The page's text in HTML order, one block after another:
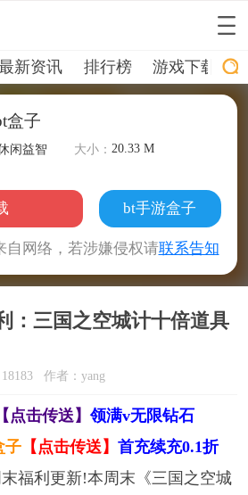
新资讯 排行榜 游戏下载
盒子
闲益智 大小：20.33 M
bt手游盒子
自网络，若涉嫌侵权请联系告知
：三国之空城计十倍道具
作者：yang
【点击传送】 领满v无限钻石
子 【点击传送】首充续充0.1折
末福利更新!本周末《三国之空城